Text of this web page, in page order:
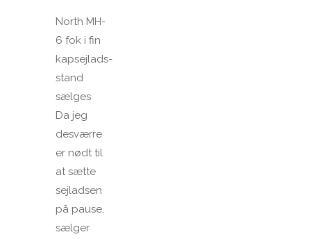
North MH-
6 fok i fin
kapsejlads-
stand
sælges
Da jeg
desværre
er nødt til
at sætte
sejladsen
på pause,
sælger